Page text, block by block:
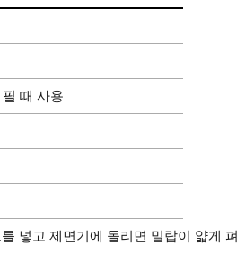
때 사용
넣고 제면기에 돌리면 밀랍이 얇게 펴